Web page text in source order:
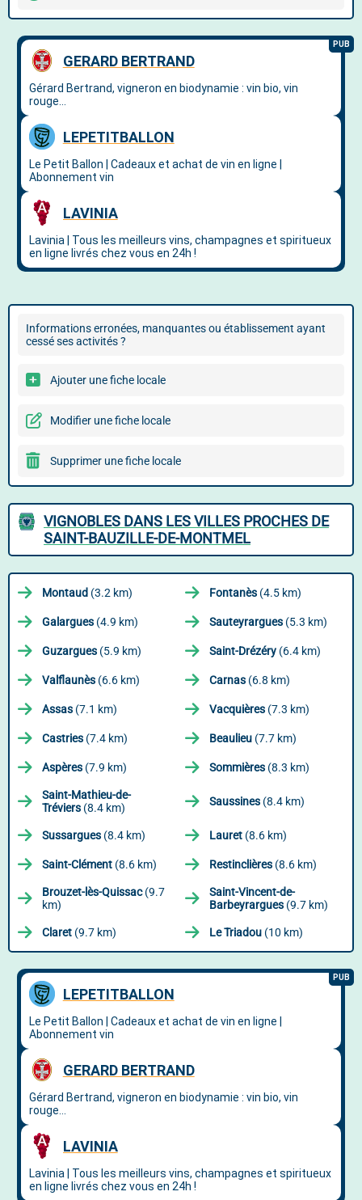
Informations erronées, manquantes ou établissement ayant
cessé ses activités ?
Ajouter une fiche locale
Modifier une fiche locale
Supprimer une fiche locale
VIGNOBLES DANS LES VILLES PROCHES DE
SAINT-BAUZILLE-DE-MONTMEL
Montaud (3.2 km) Fontanès (4.5 km)
Galargues (4.9 km) Sauteyrargues (5.3 km)
Guzargues (5.9 km) Saint-Drézéry (6.4 km)
Valflaunès (6.6 km) Carnas (6.8 km)
Assas (7.1 km) Vacquières (7.3 km)
Castries (7.4 km) Beaulieu (7.7 km)
Aspères (7.9 km) Sommières (8.3 km)
Saint-Mathieu-de-
Tréviers (8.4 km) Saussines (8.4 km)
Sussargues (8.4 km) Lauret (8.6 km)
Saint-Clément (8.6 km) Restinclières (8.6 km)
Brouzet-lès-Quissac(9.7
km)
Saint-Vincent-de-
Barbeyrargues (9.7 km)
Claret (9.7 km) Le Triadou (10 km)